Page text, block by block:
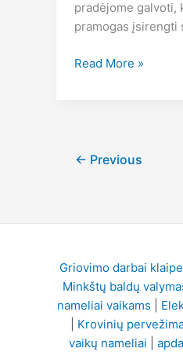
pradėjome galvoti,
pramogas įsirengti
Pramogos
Read More »
← Previous
Griovimo darbai
Minkštų baldų
nameliai vaikams
Krovinių
vaikų nameliai